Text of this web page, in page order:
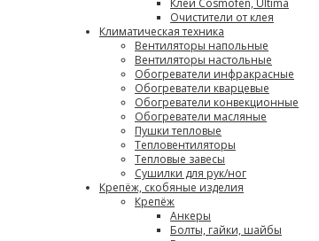
Клей Cosmofen, Ultima
Очистители от клея
Климатическая техника
Вентиляторы напольные
Вентиляторы настольные
Обогреватели инфракрасные
Обогреватели кварцевые
Обогреватели конвекционные
Обогреватели масляные
Пушки тепловые
Тепловентиляторы
Тепловые завесы
Сушилки для рук/ног
Крепёж, скобяные изделия
Крепёж
Анкеры
Болты, гайки, шайбы